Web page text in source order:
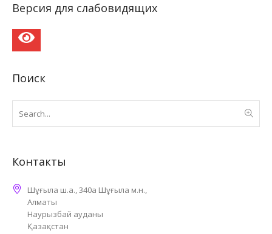
Версия для слабовидящих
Поиск
Контакты
Шұғыла ш.а., 340а Шұғыла м.н.,
Алматы
Наурызбай ауданы
Қазақстан